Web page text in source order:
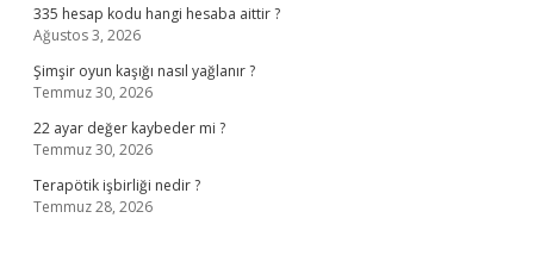
335 hesap kodu hangi hesaba aittir ?
Ağustos 3, 2026
Şimşir oyun kaşığı nasıl yağlanır ?
Temmuz 30, 2026
22 ayar değer kaybeder mi ?
Temmuz 30, 2026
Terapötik işbirliği nedir ?
Temmuz 28, 2026